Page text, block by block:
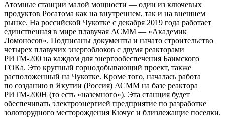
Атомные станции малой мощности — ​один из ключевых
продуктов Росатома как на внутреннем, так и на внешнем
рынке. На российской Чукотке с декабря 2019 года работает
единственная в мире плавучая АСММ — ​«Академик
Ломоносов». Подписаны документы и начато строительство
четырех плавучих энергоблоков с двумя реакторами
РИТМ‑200 на каждом для энергообеспечения Баимского
ГОКа. Это крупный горнодобывающий проект, также
расположенный на Чукотке. Кроме того, началась работа
по созданию в Якутии (Россия) АСММ на базе реактора
РИТМ‑200Н (то есть «наземного»). Эта станция будет
обеспечивать электроэнергией предприятие по разработке
золоторудного месторождения Кючус и близлежащие поселки.